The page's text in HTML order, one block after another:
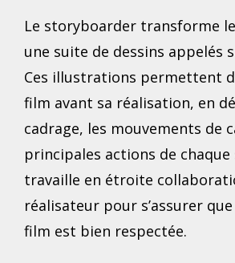
Le storyboarder transforme
une suite de dessins appelés
Ces illustrations permettent
film avant sa réalisation, en
cadrage, les mouvements de
principales actions de chaque
travaille en étroite
réalisateur pour s’assurer
film est bien respectée.